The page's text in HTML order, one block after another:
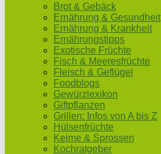
Brot & Gebäck
Ernährung & Gesundheit
Ernährung & Krankheit
Ernährungstipps
Exotische Früchte
Fisch & Meeresfrüchte
Fleisch & Geflügel
Foodblogs
Gewürzlexikon
Giftpflanzen
Grillen: Infos von A bis Z
Hülsenfrüchte
Keime & Sprossen
Kochratgeber